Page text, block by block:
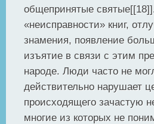
общепринятые
«неисправности» книг,
знамения, появление
изъятие в связи с этим
народе. Люди часто не
действительно нарушает
происходящего зачастую
многие из которых не